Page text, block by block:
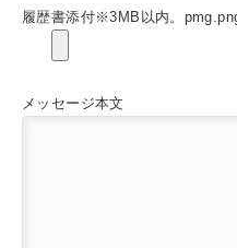
履歴書添付※3MB以内。
メッセージ本文